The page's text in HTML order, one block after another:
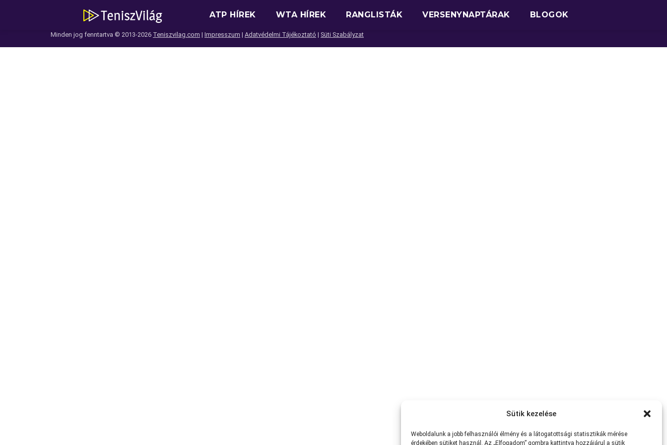
Sütik kezelése
Weboldalunk a jobb felhasználói élmény és a látogatottsági statisztikák mérése
érdekében sütiket használ. Az „Elfogadom” gombra kattintva hozzájárul a sütik
ATP HÍREK WTA HÍREK RANGLISTÁK VERSENYNAPTÁRAK BLOGOK
Minden jog fenntartva © 2013-2026 Teniszvilag.com | Impresszum | Adatvédelmi Tájékoztató | Süti Szabályzat